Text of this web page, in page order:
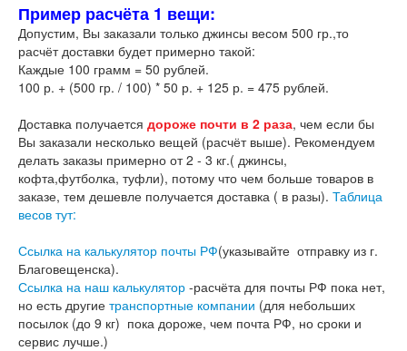
Пример расчёта 1 вещи:
Допустим, Вы заказали только джинсы весом 500 гр.,то
расчёт доставки будет примерно такой:
Каждые 100 грамм = 50 рублей.
100 р. + (500 гр. / 100) * 50 р. + 125 р. = 475 рублей.
Доставка получается дороже почти в 2 раза, чем если бы
Вы заказали несколько вещей (расчёт выше). Рекомендуем
делать заказы примерно от 2 - 3 кг.( джинсы,
кофта,футболка, туфли), потому что чем больше товаров в
заказе, тем дешевле получается доставка ( в разы). Таблица
весов тут:
Ссылка на калькулятор почты РФ(указывайте отправку из г.
Благовещенска).
Ссылка на наш калькулятор -расчёта для почты РФ пока нет,
но есть другие транспортные компании (для небольших
посылок (до 9 кг) пока дороже, чем почта РФ, но сроки и
сервис лучше.)